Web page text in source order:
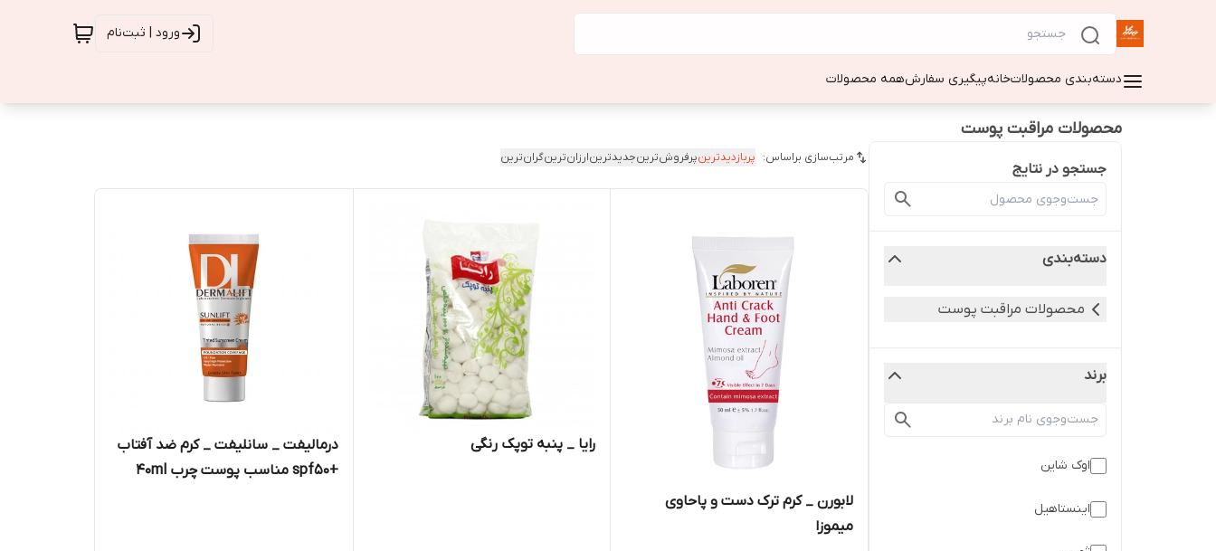
ورود | ثبت‌نام
دسته‌بندی محصولاتخانهپیگیری سفارشهمه محصولات
محصولات مراقبت پوست
جستجو در نتایج
دسته‌بندی
محصولات مراقبت پوست
برند
اوک شاین
اینستاهیل
مرتب‌سازی براساس: پربازدیدترینپرفروش‌ترینجدیدترینارزان‌ترینگران‌ترین
لابورن _ کرم ترک دست و پاحاوی
میموزا
رایا _ پنبه توپک رنگی
درمالیفت _ سانلیفت _ کرم ضد آفتاب
+spf50 مناسب پوست چرب 40ml